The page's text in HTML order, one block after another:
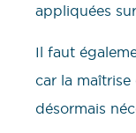
appliquées
Il faut
car la
désormais